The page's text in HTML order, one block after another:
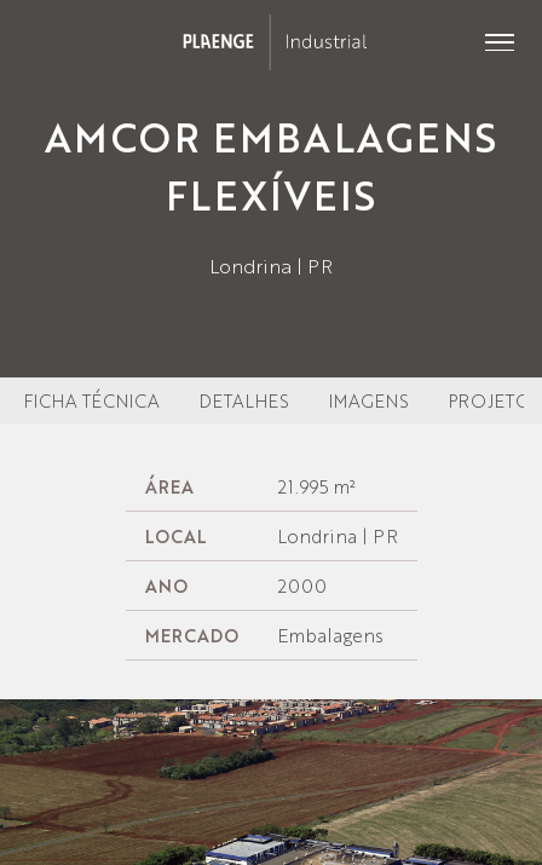
AMCOR EMBALAGENS
FLEXÍVEIS
Londrina | PR
FICHA TÉCNICA DETALHES IMAGENS
ÁREA 21.995 m²
LOCAL Londrina | PR
ANO 2000
MERCADO Embalagens